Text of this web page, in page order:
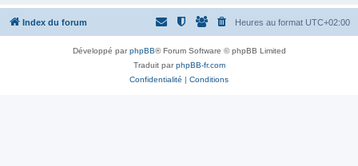
Index du forum Heures au format UTC+02:00
Développé parphpBB® Forum Software © phpBB Limited
Traduit parphpBB-fr.com
Confidentialité | Conditions